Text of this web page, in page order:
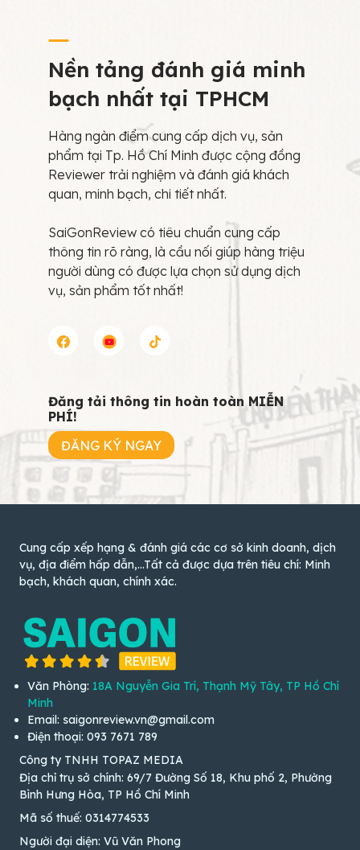
Nền tảng đánh giá minh
bạch nhất tại TPHCM
Hàng ngàn điểm cung cấp dịch vụ, sản
phẩm tại Tp. Hồ Chí Minh được cộng đồng
Reviewer trải nghiệm và đánh giá khách
quan, minh bạch, chi tiết nhất.
SaiGonReview có tiêu chuẩn cung cấp
thông tin rõ ràng, là cầu nối giúp hàng triệu
người dùng có được lựa chọn sử dụng dịch
vụ, sản phẩm tốt nhất!
Đăng tải thông tin hoàn toàn MIỄN
PHÍ!
ĐĂNG KÝ NGAY
Cung cấp xếp hạng & đánh giá các cơ sở kinh doanh, dịch
vụ, địa điểm hấp dẫn,...Tất cả được dựa trên tiêu chí: Minh
bạch, khách quan, chính xác.
Văn Phòng: 18A Nguyễn Gia Trí, Thạnh Mỹ Tây, TP Hồ Chí
Minh
Email: saigonreview.vn@gmail.com
Điện thoại: 093 7671 789
Công ty TNHH TOPAZ MEDIA
Địa chỉ trụ sở chính: 69/7 Đường Số 18, Khu phố 2, Phường
Bình Hưng Hòa, TP Hồ Chí Minh
Mã số thuế: 0314774533
Người đại diện: Vũ Văn Phong